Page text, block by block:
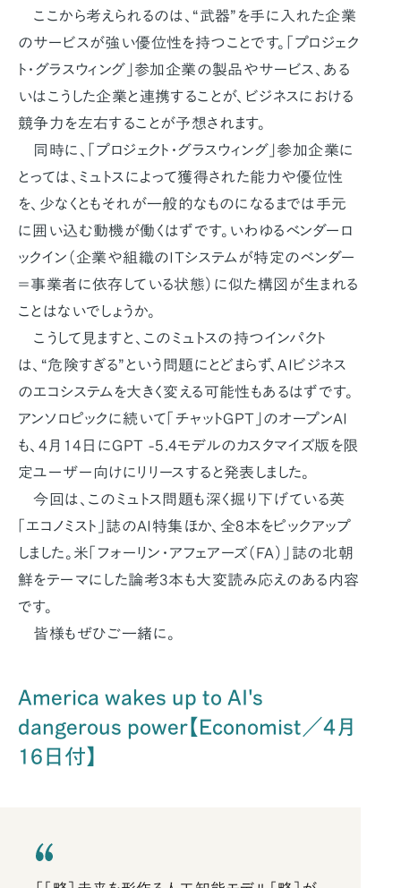
ここから考えられるのは、“武器”を手に入れた企業
のサービスが強い優位性を持つことです。「プロジェク
ト・グラスウィング」参加企業の製品やサービス、ある
いはこうした企業と連携することが、ビジネスにおける
競争力を左右することが予想されます。
同時に、「プロジェクト・グラスウィング」参加企業に
とっては、ミュトスによって獲得された能力や優位性
を、少なくともそれが一般的なものになるまでは手元
に囲い込む動機が働くはずです。いわゆるベンダーロ
ックイン（企業や組織のITシステムが特定のベンダー
＝事業者に依存している状態）に似た構図が生まれる
ことはないでしょうか。
こうして見ますと、このミュトスの持つインパクト
は、“危険すぎる”という問題にとどまらず、AIビジネス
のエコシステムを大きく変える可能性もあるはずです。
アンソロピックに続いて「チャットGPT」のオープンAI
も、4月14日にGPT -5.4モデルのカスタマイズ版を限
定ユーザー向けにリリースすると発表しました。
今回は、このミュトス問題も深く掘り下げている英
「エコノミスト」誌のAI特集ほか、全8本をピックアップ
しました。米「フォーリン・アフェアーズ（FA）」誌の北朝
鮮をテーマにした論考3本も大変読み応えのある内容
です。
皆様もぜひご一緒に。
America wakes up to AI's
dangerous power【Economist／4月
16日付】